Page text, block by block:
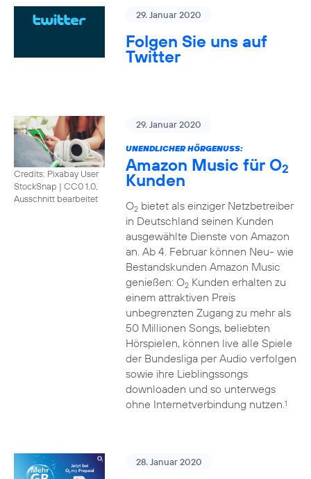
29. Januar 2020
Folgen Sie uns auf
Twitter
Credits: Pixabay User
StockSnap | CC0 1.0,
Ausschnitt bearbeitet
29. Januar 2020
UNENDLICHER HÖRGENUSS:
Amazon Music für O2
Kunden
O2bietet als einziger Netzbetreiber
in Deutschland seinen Kunden
ausgewählte Dienste von Amazon
an. Ab 4. Februar können Neu- wie
Bestandskunden Amazon Music
genießen: O2Kunden erhalten zu
einem attraktiven Preis
unbegrenzten Zugang zu mehr als
50 Millionen Songs, beliebten
Hörspielen, können live alle Spiele
der Bundesliga per Audio verfolgen
sowie ihre Lieblingssongs
downloaden und so unterwegs
ohne Internetverbindung nutzen.1
28. Januar 2020